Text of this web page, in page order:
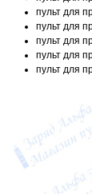
пульт для
пульт для
пульт для
пульт для
пульт для